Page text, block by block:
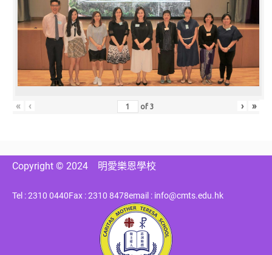
« ‹ of3 › »
Copyright © 2024 明愛樂恩學校
Tel : 2310 0440Fax : 2310 8478email : info@cmts.edu.hk